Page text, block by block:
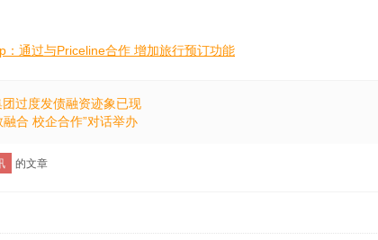
：通过与Priceline合作 增加旅行预订功能
过度发债融资迹象已现
合 校企合作”对话举办
的文章